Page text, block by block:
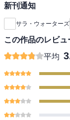
新刊通知
サラ・ウォーターズ
この作品のレビュ
平均